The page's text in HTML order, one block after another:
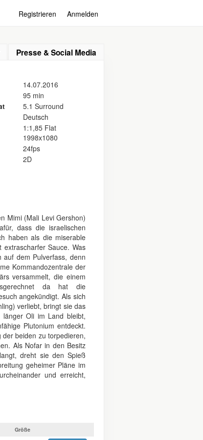
Registrieren Anmelden
Presse & Social Media
14.07.2016
95 min
5.1 Surround
Deutsch
1:1,85 Flat
1998x1080
24fps
2D
Mimi (Mali Levi Gershon)
dass die israelischen
haben als die miserable
Sauce. Was
auf dem Pulverfass, denn
Kommandozentrale der
versammelt, die einem
da hat die
angekündigt. Als sich
verliebt, bringt sie das
Oli im Land bleibt,
Plutonium entdeckt.
beiden zu torpedieren,
Als Nofar in den Besitz
dreht sie den Spieß
geheimer Pläne im
und erreicht,
Größe